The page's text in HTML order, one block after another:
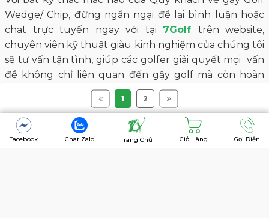
1 2
Wedge/ Chip, đừng ngần ngại để lại bình luận hoặc
chat trực tuyến ngay với tại 7Golf
trên website,
chuyên viên kỹ thuật giàu kinh nghiệm của chúng tôi
sẽ tư vấn tận tình, giúp các golfer giải quyết mọi vấn
đề không chỉ liên quan đến gậy golf mà còn hoàn
thiện kỹ thuật chơi.
-----------------
7Golf - Play like a champion today
Facebook Chat Zalo Trang Chủ Giỏ Hàng Gọi Điện